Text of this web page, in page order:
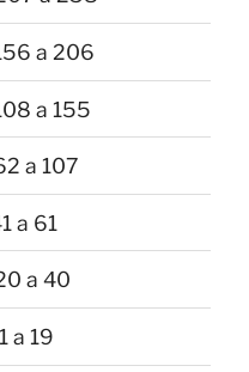
a 206
a 155
a 107
a 61
a 40
a 19